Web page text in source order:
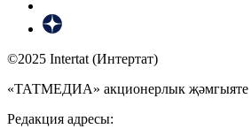
©2025 Intertat (Интертат)
«ТАТМЕДИА» акционерлык җәмгыяте
Редакция адресы: